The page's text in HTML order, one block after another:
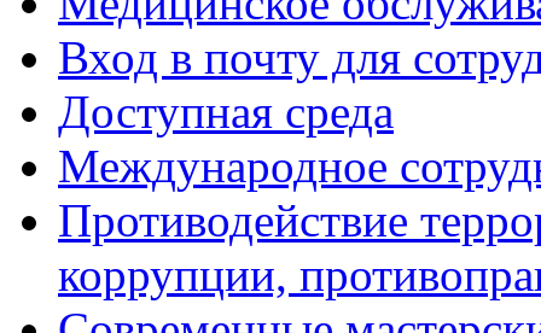
Вход в почту для
Доступная среда
Международное
Противодействие
коррупции,